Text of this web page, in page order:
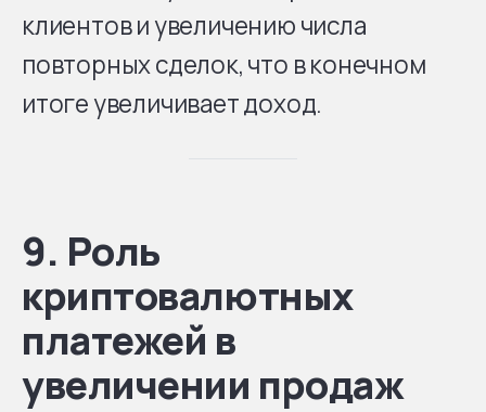
клиентов и увеличению числа
повторных сделок, что в конечном
итоге увеличивает доход.
9. Роль
криптовалютных
платежей в
увеличении продаж